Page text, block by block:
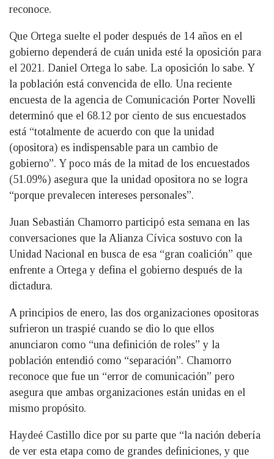
reconoce.
Que Ortega suelte el poder después de 14 años en el
gobierno dependerá de cuán unida esté la oposición para
el 2021. Daniel Ortega lo sabe. La oposición lo sabe. Y
la población está convencida de ello. Una reciente
encuesta de la agencia de Comunicación Porter Novelli
determinó que el 68.12 por ciento de sus encuestados
está “totalmente de acuerdo con que la unidad
(opositora) es indispensable para un cambio de
gobierno”. Y poco más de la mitad de los encuestados
(51.09%) asegura que la unidad opositora no se logra
“porque prevalecen intereses personales”.
Juan Sebastián Chamorro participó esta semana en las
conversaciones que la Alianza Cívica sostuvo con la
Unidad Nacional en busca de esa “gran coalición” que
enfrente a Ortega y defina el gobierno después de la
dictadura.
A principios de enero, las dos organizaciones opositoras
sufrieron un traspié cuando se dio lo que ellos
anunciaron como “una definición de roles” y la
población entendió como “separación”. Chamorro
reconoce que fue un “error de comunicación” pero
asegura que ambas organizaciones están unidas en el
mismo propósito.
Haydeé Castillo dice por su parte que “la nación debería
de ver esta etapa como de grandes definiciones, y que